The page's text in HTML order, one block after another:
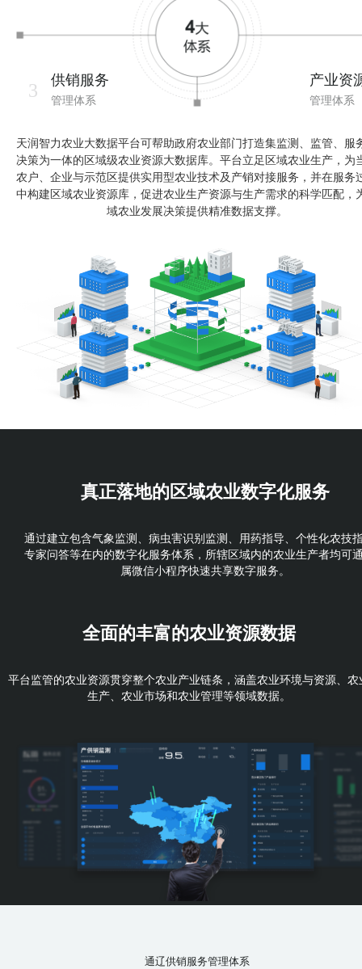
3 供销服务
管理体系
产业资
管理体系
天润智力农业大数据平台可帮助政府农业部门打造集监测、监管、服
决策为一体的区域级农业资源大数据库。平台立足区域农业生产，为
农户、企业与示范区提供实用型农业技术及产销对接服务，并在服务
中构建区域农业资源库，促进农业生产资源与生产需求的科学匹配，
域农业发展决策提供精准数据支撑。
真正落地的区域农业数字化服务
通过建立包含气象监测、病虫害识别监测、用药指导、个性化农技
专家问答等在内的数字化服务体系，所辖区域内的农业生产者均可
属微信小程序快速共享数字服务。
全面的丰富的农业资源数据
平台监管的农业资源贯穿整个农业产业链条，涵盖农业环境与资源、农
生产、农业市场和农业管理等领域数据。
通辽供销服务管理体系